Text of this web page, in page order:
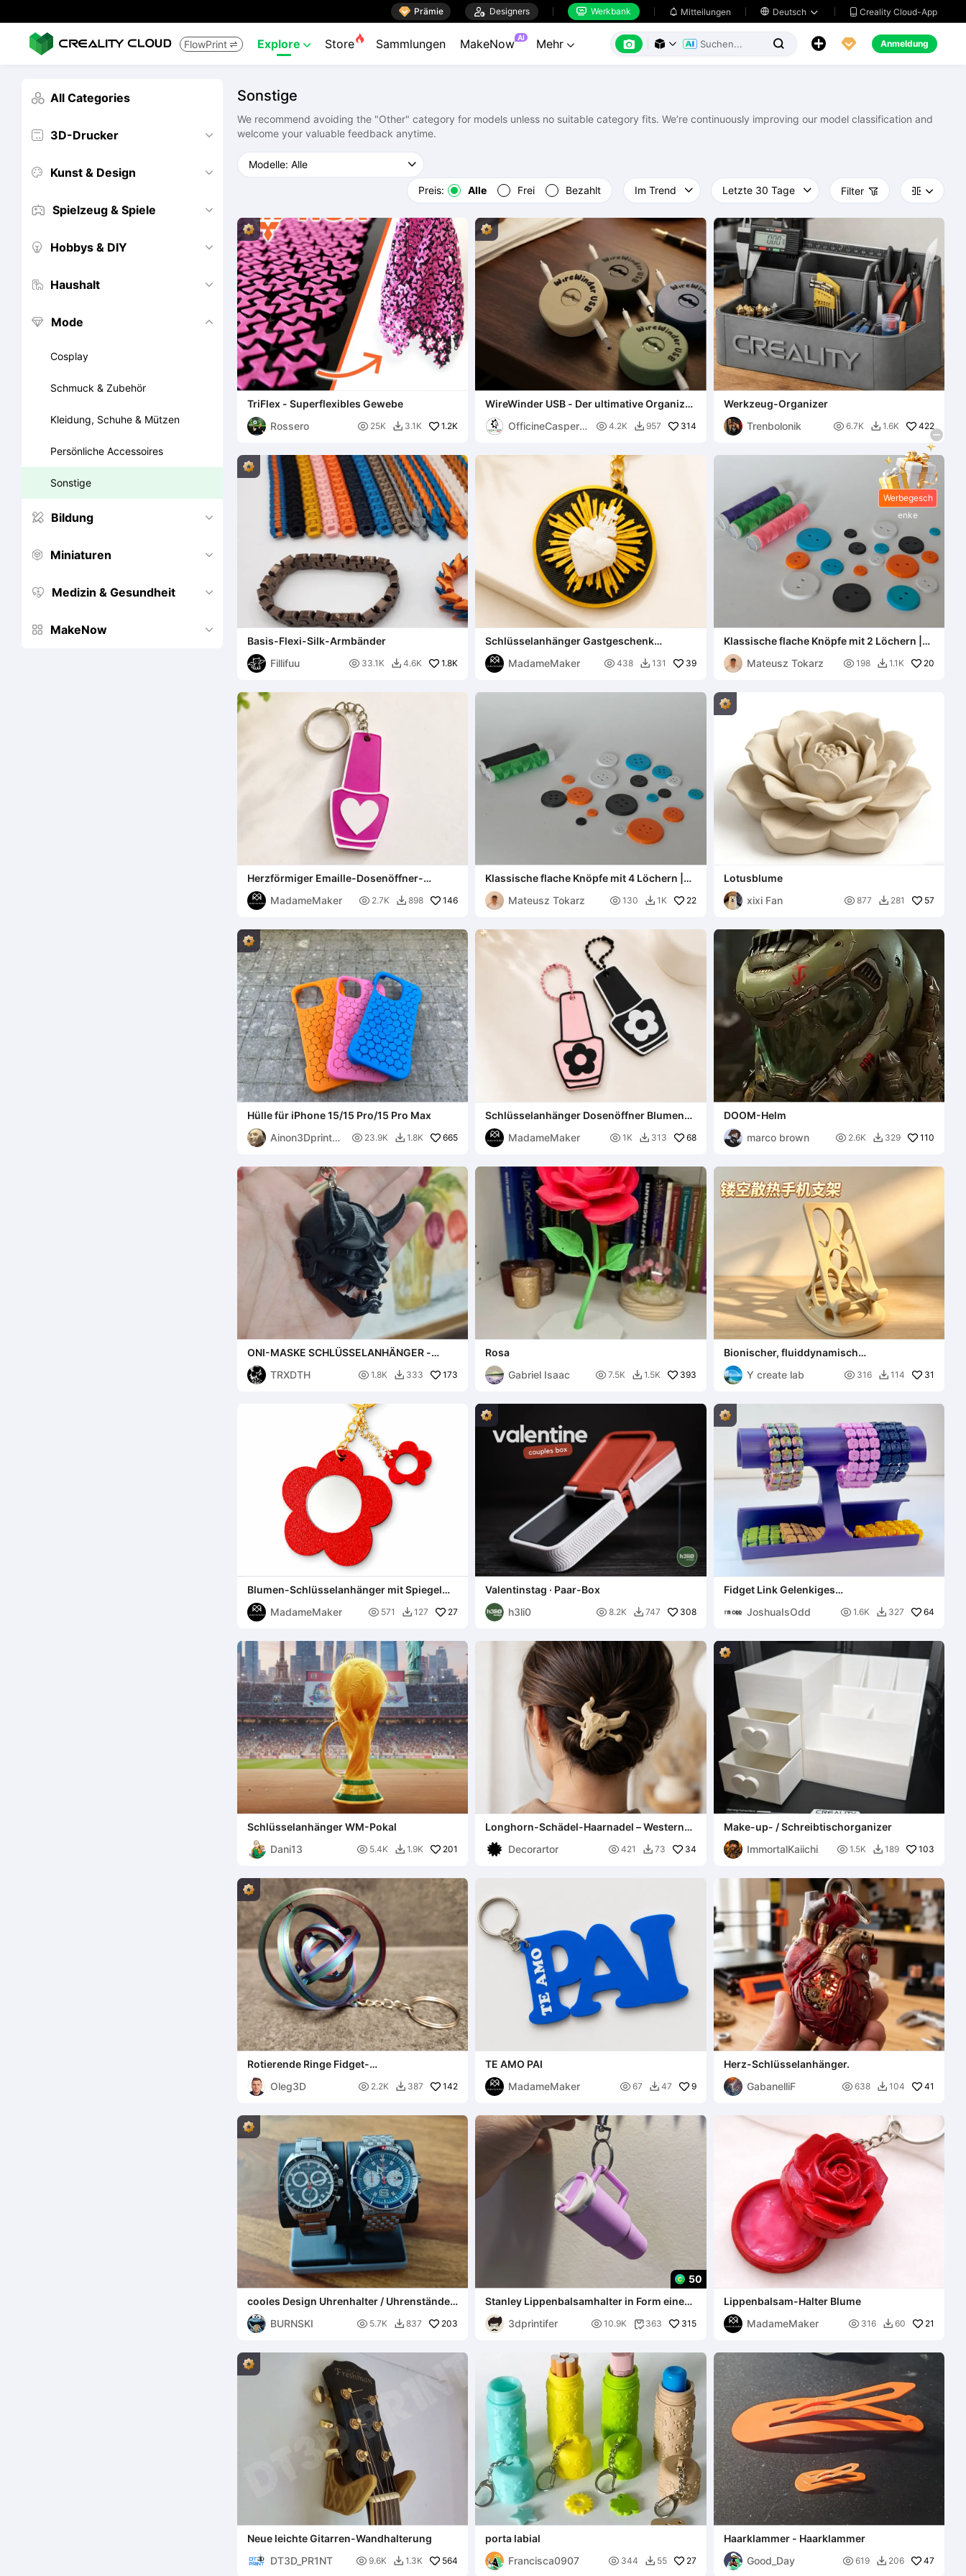
 Prämie  Designers  Werkbank  Mitteilungen  Deutsch   Creality Cloud-App
FlowPrint  Explore  Store Sammlungen MakeNow AI Mehr        Anmeldung
 All Categories
 3D-Drucker 
 Kunst & Design 
 Spielzeug & Spiele 
 Hobbys & DIY 
 Haushalt 
 Mode 
Cosplay
Schmuck & Zubehör
Kleidung, Schuhe & Mützen
Persönliche Accessoires
Sonstige
 Bildung 
 Miniaturen 
 Medizin & Gesundheit 
 MakeNow 
Sonstige
We recommend avoiding the "Other" category for models unless no suitable category fits. We’re continuously improving our model classification and
welcome your valuable feedback anytime.
Preis: Alle Frei Bezahlt Filter   
TriFlex - Superflexibles Gewebe
Rossero
 25K  3.1K 1.2K
WireWinder USB - Der ultimative Organizer
XL
OfficineCasperL
 4.2K  957 314
Werkzeug-Organizer
Trenbolonik
 6.7K  1.6K 422
Basis-Flexi-Silk-Armbänder
Fillifuu
 33.1K  4.6K 1.8K
Schlüsselanhänger Gastgeschenk
Heiligstes Herz
MadameMaker
 438  131 39
Klassische flache Knöpfe mit 2 Löchern |
18 Größen
Mateusz Tokarz
 198  1.1K 20
Herzförmiger Emaille-Dosenöffner-
Schlüsselanhänger
MadameMaker
 2.7K  898 146
Klassische flache Knöpfe mit 4 Löchern |
18 Größen (12L bis 40L)
Mateusz Tokarz
 130  1K 22
Lotusblume
xixi Fan
 877  281 57
Hülle für iPhone 15/15 Pro/15 Pro Max
Ainon3Dprint
 23.9K  1.8K 665
Schlüsselanhänger Dosenöffner Blumen-
Emaille
MadameMaker
 1K  313 68
DOOM-Helm
marco brown
 2.6K  329 110
ONI-MASKE SCHLÜSSELANHÄNGER -
SAMURAI
TRXDTH
 1.8K  333 173
Rosa
Gabriel Isaac
 7.5K  1.5K 393
Bionischer, fluiddynamisch
durchbrochener Kühl-Smartphone-
StänderY create lab  316  114 31
Blumen-Schlüsselanhänger mit Spiegel
und Anhänger
MadameMaker
 571  127 27
Valentinstag · Paar-Box
h3li0
 8.2K  747 308
Fidget Link Gelenkiges
JoshuaIsOdd
 1.6K  327 64
Schlüsselanhänger WM-Pokal
Dani13
 5.4K  1.9K 201
Longhorn-Schädel-Haarnadel – Western-
Decorartor
 421  73 34
Make-up- / Schreibtischorganizer
ImmortalKaiichi
 1.5K  189 103
Rotierende Ringe Fidget-
Schlüsselanhänger.
Oleg3D
 2.2K  387 142
TE AMO PAI
MadameMaker
 67  47 9
Herz-Schlüsselanhänger.
GabanelliF
 638  104 41
cooles Design Uhrenhalter / Uhrenständer
für 1 bis 4
BURNSKI
 5.7K  837 203
50
Stanley Lippenbalsamhalter in Form eines
Bechers
3dprintifer
 10.9K  363 315
Lippenbalsam-Halter Blume
MadameMaker
 316  60 21
Neue leichte Gitarren-Wandhalterung
DT3D_PR1NT
 9.6K  1.3K 564
porta labial
Francisca0907
 344  55 27
Haarklammer - Haarklammer
Good_Day
 619  206 47
Werbegesch
enke